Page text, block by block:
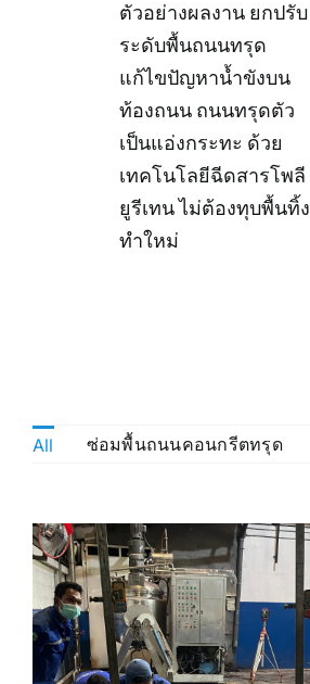
ตัวอย่างผลงาน ยกปรับ
ระดับพื้นถนนทรุด
แก้ไขปัญหาน้ำขังบน
ท้องถนน ถนนทรุดตัว
เป็นแอ่งกระทะ ด้วย
เทคโนโลยีฉีดสารโพลี
ยูรีเทน ไม่ต้องทุบพื้นทิ้ง
ทำใหม่
All ซ่อมพื้นถนนคอนกรีตทรุด